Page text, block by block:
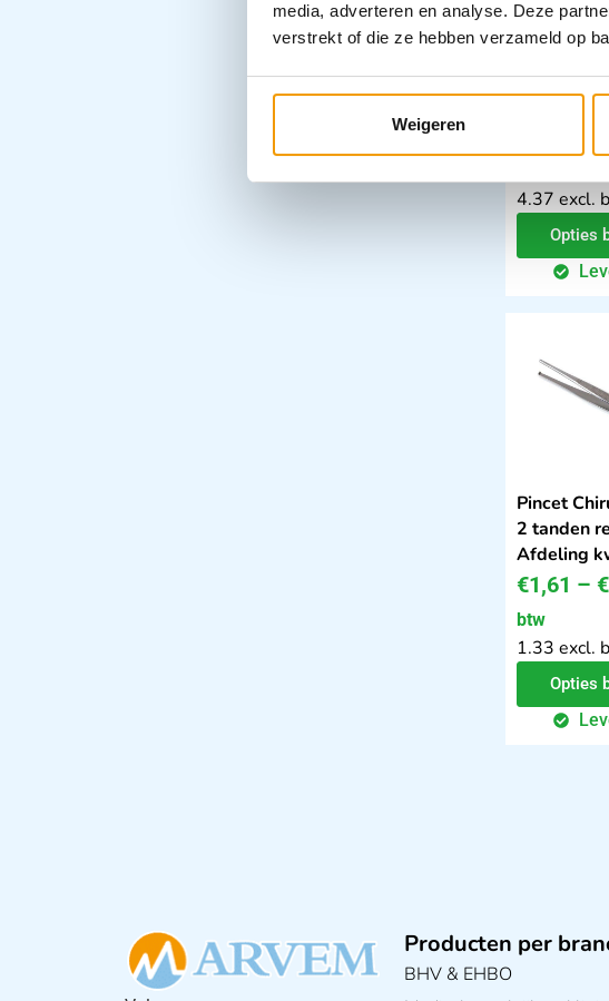
media, adverteren en analyse. Deze
verstrekt of die ze hebben verzameld op
Weigeren
Pincet
gebogen
kwaliteit
4.37 excl.
Opties
Pincet
2 tanden
Afdeling
€1,61 – €
btw
1.33 excl.
Opties
Producten per
BHV & EHBO